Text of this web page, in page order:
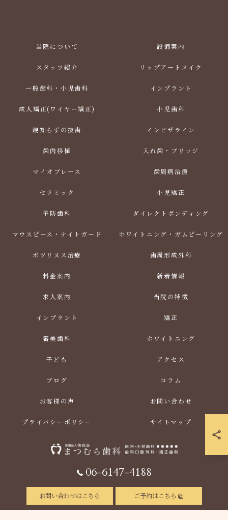
06-6147-4188
お問い合わせはこちら ご予約はこちら
当院について 設備案内
スタッフ紹介 リップアートメイク
一般歯科・小児歯科 インプラント
成人矯正(ワイヤー矯正) 小児歯科
親知らずの抜歯 インビザライン
歯肉移植 入れ歯・ブリッジ
マイオブレース 歯周病治療
セラミック 小児矯正
予防歯科 ダイレクトボンディング
マウスピース・ナイトガード ホワイトニング・ガムピーリング
ボツリヌス治療 歯周形成外科
料金案内 新着情報
求人案内 当院の特徴
インプラント 矯正
審美歯科 ホワイトニング
子ども アクセス
ブログ コラム
お客様の声 お問い合わせ
プライバシーポリシー サイトマップ
© 2026 大阪府福島区の歯医者なら医療法人侑和会まつむら歯科 ALL RIGHTS RESERVED.